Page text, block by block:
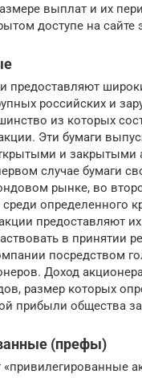
выплат и их
доступе на сайте
предоставляют
российских и
из которых
Эти бумаги
и закрытыми
случае бумаги
рынке, во
определенного
предоставляют
в принятии
посредством
Доход
размер которых
прибыли общества за
(префы)
«привилегированные